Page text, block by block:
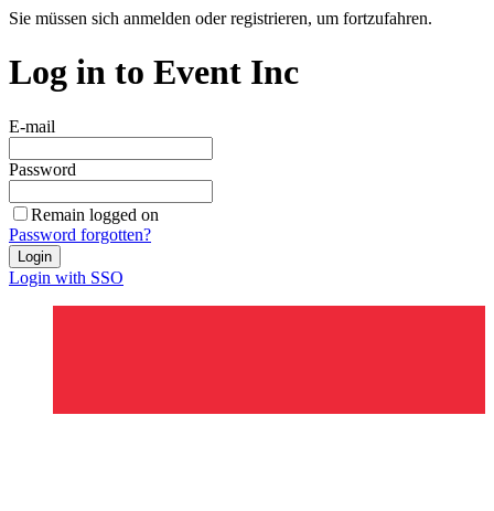
Sie müssen sich anmelden oder registrieren, um fortzufahren.
Log in to Event Inc
E-mail
Password
Remain logged on
Password forgotten?
Login
Login with SSO